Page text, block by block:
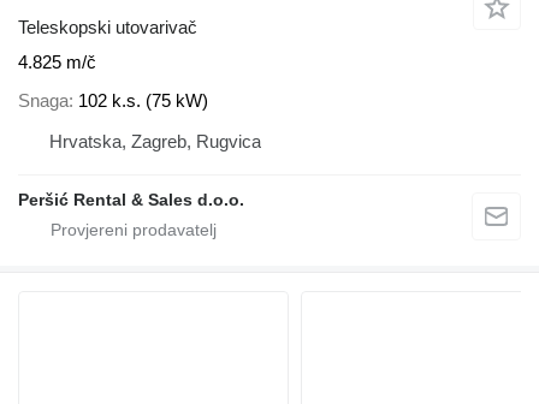
Teleskopski utovarivač
4.825 m/č
Snaga 102 k.s. (75 kW)
Hrvatska, Zagreb, Rugvica
Peršić Rental & Sales d.o.o.